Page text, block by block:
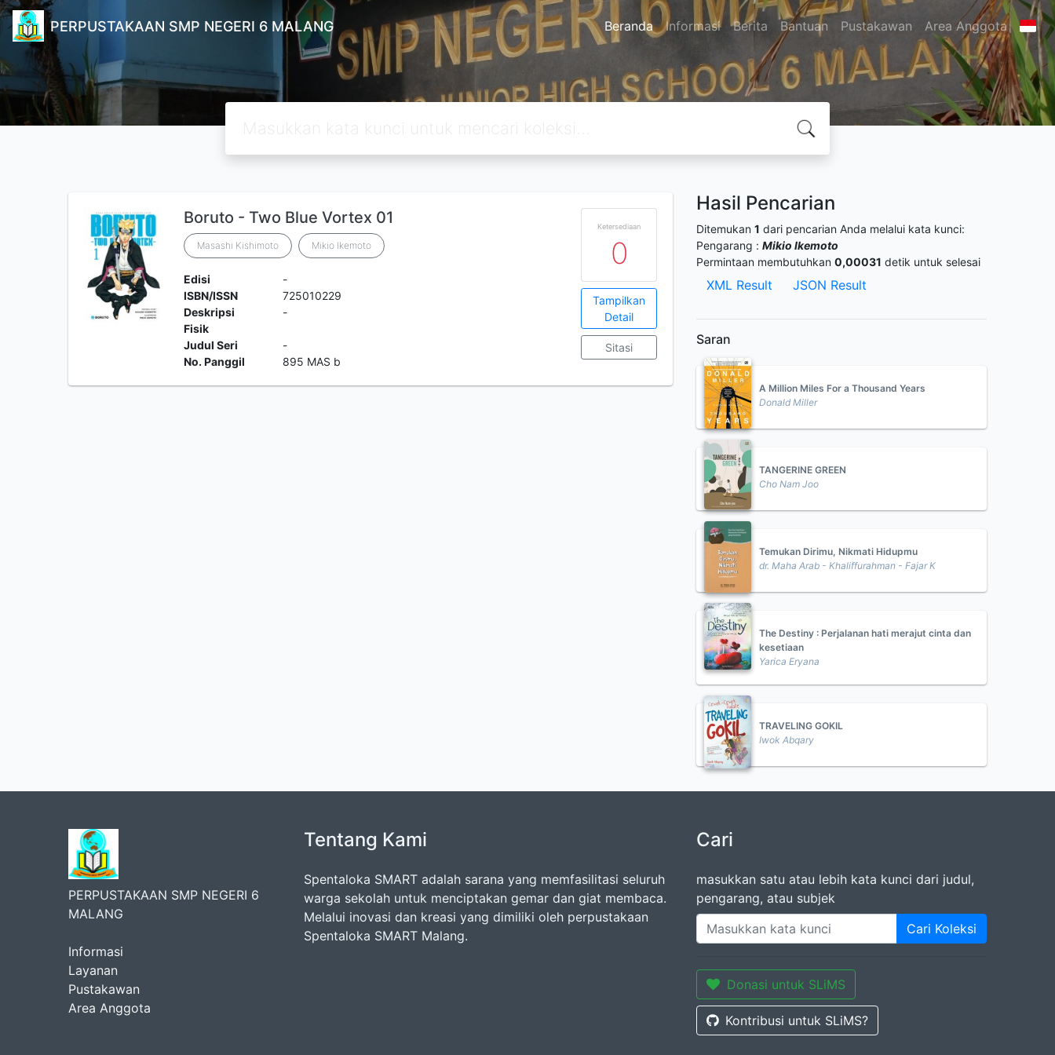
PERPUSTAKAAN SMP NEGERI 6 MALANG Beranda Informasi Berita Bantuan Pustakawan Area Anggota
Boruto - Two Blue Vortex 01
Masashi Kishimoto Mikio Ikemoto
Edisi
-
ISBN/ISSN
725010229
Deskripsi
Fisik
-
Judul Seri
-
No. Panggil
895 MAS b
Ketersediaan
0
Tampilkan
Detail
Sitasi
Hasil Pencarian
Ditemukan 1 dari pencarian Anda melalui kata kunci:
Pengarang : Mikio Ikemoto
Permintaan membutuhkan 0,00031 detik untuk selesai
XML Result JSON Result
Saran
A Million Miles For a Thousand Years
Donald Miller
TANGERINE GREEN
Cho Nam Joo
Temukan Dirimu, Nikmati Hidupmu
dr. Maha Arab - Khaliffurahman - Fajar K
The Destiny : Perjalanan hati merajut cinta dan
kesetiaan
Yarica Eryana
TRAVELING GOKIL
Iwok Abqary
PERPUSTAKAAN SMP NEGERI 6
MALANG
Informasi
Layanan
Pustakawan
Area Anggota
Tentang Kami
Spentaloka SMART adalah sarana yang memfasilitasi seluruh
warga sekolah untuk menciptakan gemar dan giat membaca.
Melalui inovasi dan kreasi yang dimiliki oleh perpustakaan
Spentaloka SMART Malang.
Cari
masukkan satu atau lebih kata kunci dari judul,
pengarang, atau subjek
Cari Koleksi
Donasi untuk SLiMS
Kontribusi untuk SLiMS?